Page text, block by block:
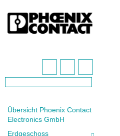
Übersicht Phoenix Contact
Electronics GmbH
Erdgeschoss